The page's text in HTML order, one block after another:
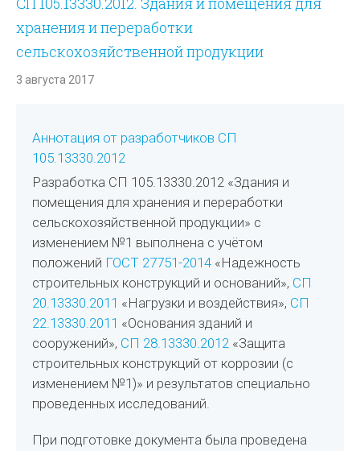
хранения и переработки
сельскохозяйственной продукции
3 августа 2017
Аннотация от разработчиков СП
105.13330.2012
Разработка СП 105.13330.2012 «Здания и
помещения для хранения и переработки
сельскохозяйственной продукции» с
изменением №1 выполнена с учётом
положений ГОСТ 27751-2014 «Надежность
строительных конструкций и оснований», СП
20.13330.2011 «Нагрузки и воздействия», СП
22.13330.2011 «Основания зданий и
сооружений», СП 28.13330.2012 «Защита
строительных конструкций от коррозии (с
изменением №1)» и результатов специально
проведенных исследований.
При подготовке документа была проведена